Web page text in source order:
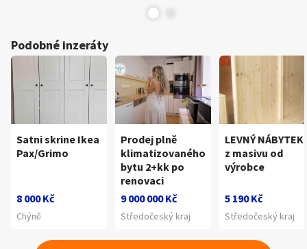
Podobné inzeráty
Satni skrine Ikea
Pax/Grimo
8 000 Kč
Chýně
Prodej plně
klimatizovaného
bytu 2+kk po
renovaci
9 000 000 Kč
Středočeský kraj
LEVNÝ NÁBYTEK
z masivu od
výrobce
5 190 Kč
Středočeský kraj